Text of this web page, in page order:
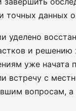
точных данных
уделено
и
уже начата
встречу с
вопросам,